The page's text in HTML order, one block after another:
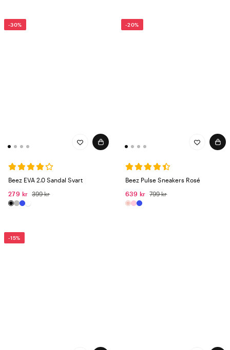
-30%
Beez EVA 2.0 Sandal Svart
279 kr
399 kr
-20%
Beez Pulse Sneakers Rosé
639 kr
799 kr
-15%